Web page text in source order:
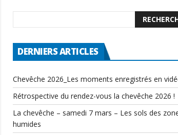
DERNIERS ARTICLES
Chevêche 2026_Les moments enregistrés en
Rétrospective du rendez-vous la chevêche 2026 !
La chevêche – samedi 7 mars – Les sols des
humides